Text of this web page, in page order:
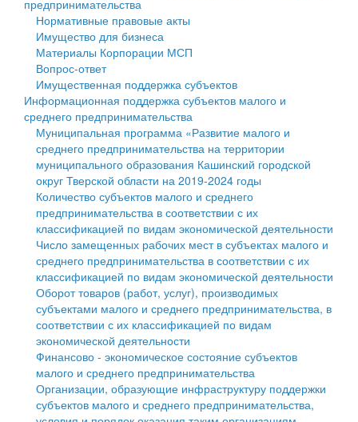
Государственные услуги
Промышленность и АПК
Экономика и бизнес
...
Символика
Устав
Гостям округа
Туризм
Культура
Образование
Здравоохранение
Социальная защита
Фотоальбом
муниципального округа Тверской области
Администрация Кашинского муниципального округа
Тверской области
Управление сельскими территориями
Открытые данные
Работа с обращениями граждан
Муниципальный контроль
Муниципальные услуги
Проекты административных регламентов
Антимонопольный комплаенс
Противодействие коррупции
Финансовое управление
Бюджет для граждан
Имущество
Выявление правообладателей ранее учтенных
объектов недвижимости
Имущественная поддержка субъектов малого и
среднего предпринимательства
Информационная поддержка субъектов малого и
среднего предпринимательства
Муниципальные программы
Контрольно-счетная палата
Персональные данные
Оценка регулирующего воздействия
предпринимательства
Нормативные правовые акты
Имущество для бизнеса
Материалы Корпорации МСП
Вопрос-ответ
Имущественная поддержка субъектов
Информационная поддержка субъектов малого и
среднего предпринимательства
Муниципальная программа «Развитие малого и
среднего предпринимательства на территории
муниципального образования Кашинский городской
округ Тверской области на 2019-2024 годы
Количество субъектов малого и среднего
предпринимательства в соответствии с их
классификацией по видам экономической деятельности
Число замещенных рабочих мест в субъектах малого и
среднего предпринимательства в соответствии с их
классификацией по видам экономической деятельности
Оборот товаров (работ, услуг), производимых
субъектами малого и среднего предпринимательства, в
соответствии с их классификацией по видам
экономической деятельности
Финансово - экономическое состояние субъектов
малого и среднего предпринимательства
Организации, образующие инфраструктуру поддержки
субъектов малого и среднего предпринимательства,